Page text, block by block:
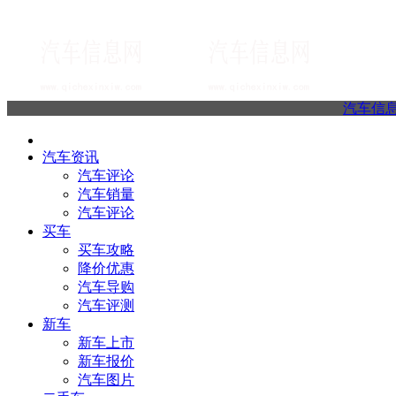
汽车信
汽车资讯
汽车评论
汽车销量
汽车评论
买车
买车攻略
降价优惠
汽车导购
汽车评测
新车
新车上市
新车报价
汽车图片